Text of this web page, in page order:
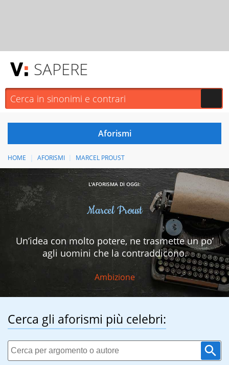
SAPERE
HOME AFORISMI MARCEL PROUST
L'AFORISMA DI OGGI:
Marcel Proust
Un’idea con molto potere, ne trasmette un po’
agli uomini che la contraddicono.
Ambizione
Cerca gli aforismi più celebri: